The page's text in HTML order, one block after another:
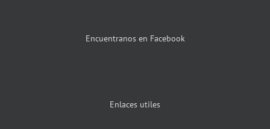
Encuentranos en Facebook
Enlaces utiles